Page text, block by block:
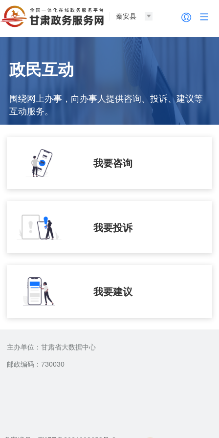
秦安县
政民互动
围绕网上办事，向办事人提供咨询、投诉、建议等
互动服务。
我要咨询
我要投诉
我要建议
主办单位：甘肃省大数据中心
邮政编码：730030